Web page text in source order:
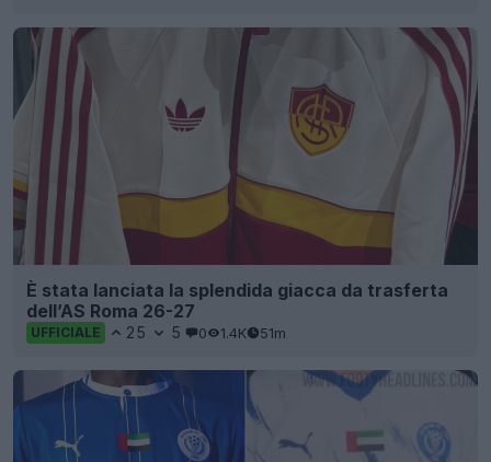
È stata lanciata la splendida giacca da trasferta
dell’AS Roma 26-27
UFFICIALE 25 5 0 1.4K 51m